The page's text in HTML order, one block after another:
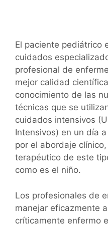
El paciente pediátrico
cuidados
profesional de
mejor calidad
conocimiento de las
técnicas que se
cuidados intensivos
Intensivos) en un día
por el abordaje
terapéutico de este
como es el niño.
Los profesionales de
manejar eficazmente
críticamente enfermo